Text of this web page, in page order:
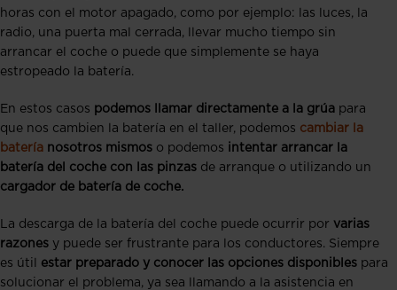
horas con el motor apagado, como por ejemplo: las luces, la
radio, una puerta mal cerrada, llevar mucho tiempo sin
arrancar el coche o puede que simplemente se haya
estropeado la batería.
En estos casos podemos llamar directamente a la grúa para
que nos cambien la batería en el taller, podemos cambiar la
batería nosotros mismos o podemos intentar arrancar la
batería del coche con las pinzas de arranque o utilizando un
cargador de batería de coche.
La descarga de la batería del coche puede ocurrir por varias
razones y puede ser frustrante para los conductores. Siempre
es útil estar preparado y conocer las opciones disponibles para
solucionar el problema, ya sea llamando a la asistencia en